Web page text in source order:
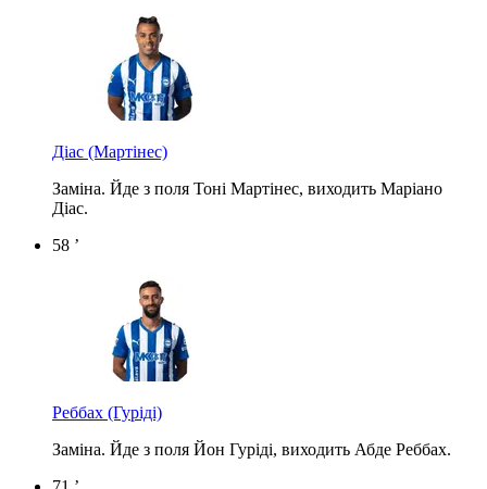
Діас (Мартінес)
Заміна. Йде з поля Тоні Мартінес, виходить Маріано
Діас.
58 ’
Реббах (Гуріді)
Заміна. Йде з поля Йон Гуріді, виходить Абде Реббах.